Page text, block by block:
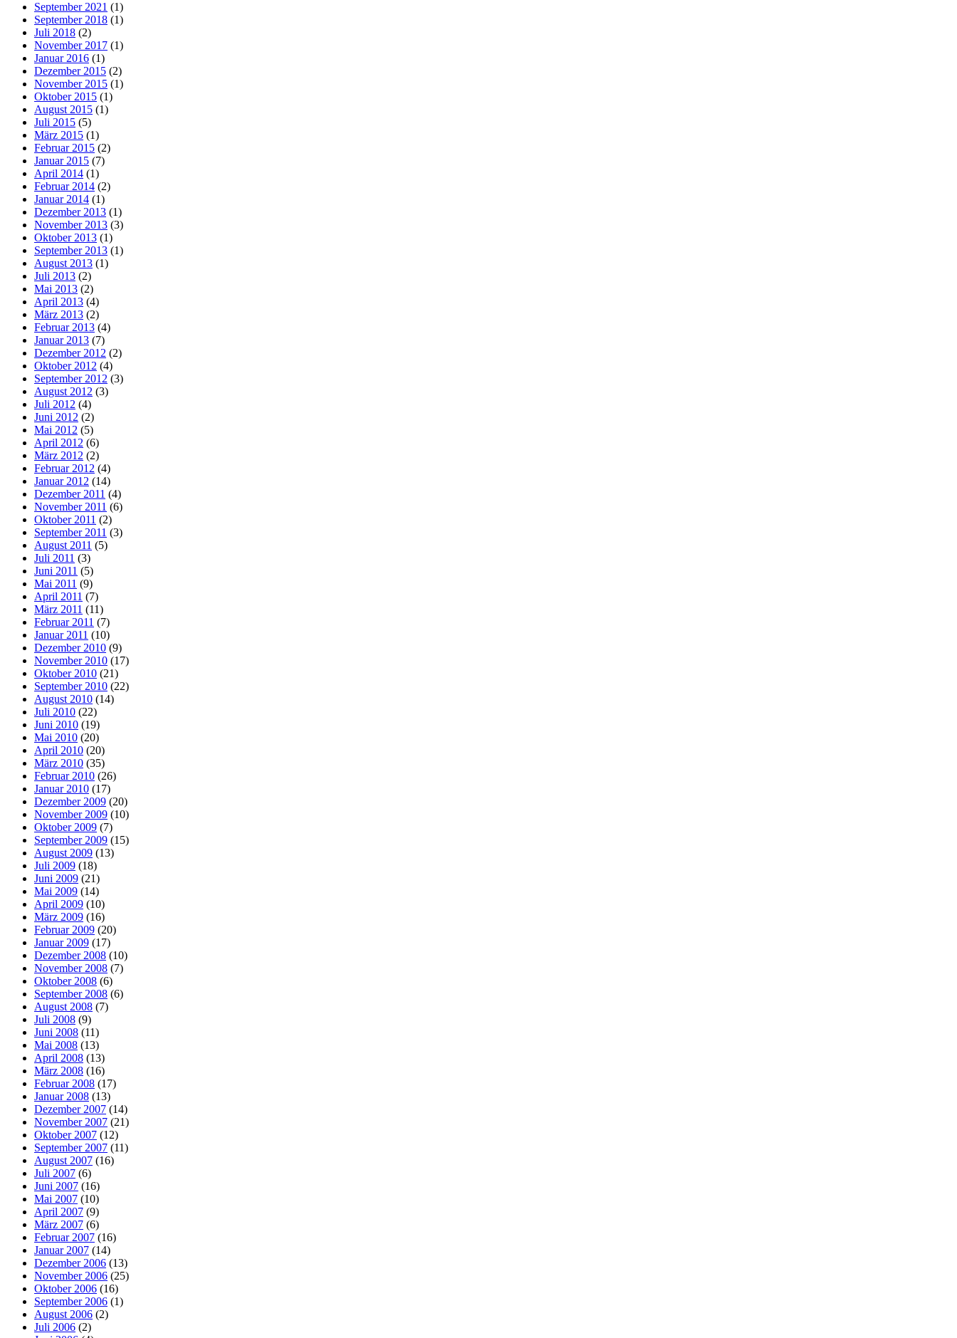
September 2021 (1)
September 2018 (1)
Juli 2018 (2)
November 2017 (1)
Januar 2016 (1)
Dezember 2015 (2)
November 2015 (1)
Oktober 2015 (1)
August 2015 (1)
Juli 2015 (5)
März 2015 (1)
Februar 2015 (2)
Januar 2015 (7)
April 2014 (1)
Februar 2014 (2)
Januar 2014 (1)
Dezember 2013 (1)
November 2013 (3)
Oktober 2013 (1)
September 2013 (1)
August 2013 (1)
Juli 2013 (2)
Mai 2013 (2)
April 2013 (4)
März 2013 (2)
Februar 2013 (4)
Januar 2013 (7)
Dezember 2012 (2)
Oktober 2012 (4)
September 2012 (3)
August 2012 (3)
Juli 2012 (4)
Juni 2012 (2)
Mai 2012 (5)
April 2012 (6)
März 2012 (2)
Februar 2012 (4)
Januar 2012 (14)
Dezember 2011 (4)
November 2011 (6)
Oktober 2011 (2)
September 2011 (3)
August 2011 (5)
Juli 2011 (3)
Juni 2011 (5)
Mai 2011 (9)
April 2011 (7)
März 2011 (11)
Februar 2011 (7)
Januar 2011 (10)
Dezember 2010 (9)
November 2010 (17)
Oktober 2010 (21)
September 2010 (22)
August 2010 (14)
Juli 2010 (22)
Juni 2010 (19)
Mai 2010 (20)
April 2010 (20)
März 2010 (35)
Februar 2010 (26)
Januar 2010 (17)
Dezember 2009 (20)
November 2009 (10)
Oktober 2009 (7)
September 2009 (15)
August 2009 (13)
Juli 2009 (18)
Juni 2009 (21)
Mai 2009 (14)
April 2009 (10)
März 2009 (16)
Februar 2009 (20)
Januar 2009 (17)
Dezember 2008 (10)
November 2008 (7)
Oktober 2008 (6)
September 2008 (6)
August 2008 (7)
Juli 2008 (9)
Juni 2008 (11)
Mai 2008 (13)
April 2008 (13)
März 2008 (16)
Februar 2008 (17)
Januar 2008 (13)
Dezember 2007 (14)
November 2007 (21)
Oktober 2007 (12)
September 2007 (11)
August 2007 (16)
Juli 2007 (6)
Juni 2007 (16)
Mai 2007 (10)
April 2007 (9)
März 2007 (6)
Februar 2007 (16)
Januar 2007 (14)
Dezember 2006 (13)
November 2006 (25)
Oktober 2006 (16)
September 2006 (1)
August 2006 (2)
Juli 2006 (2)